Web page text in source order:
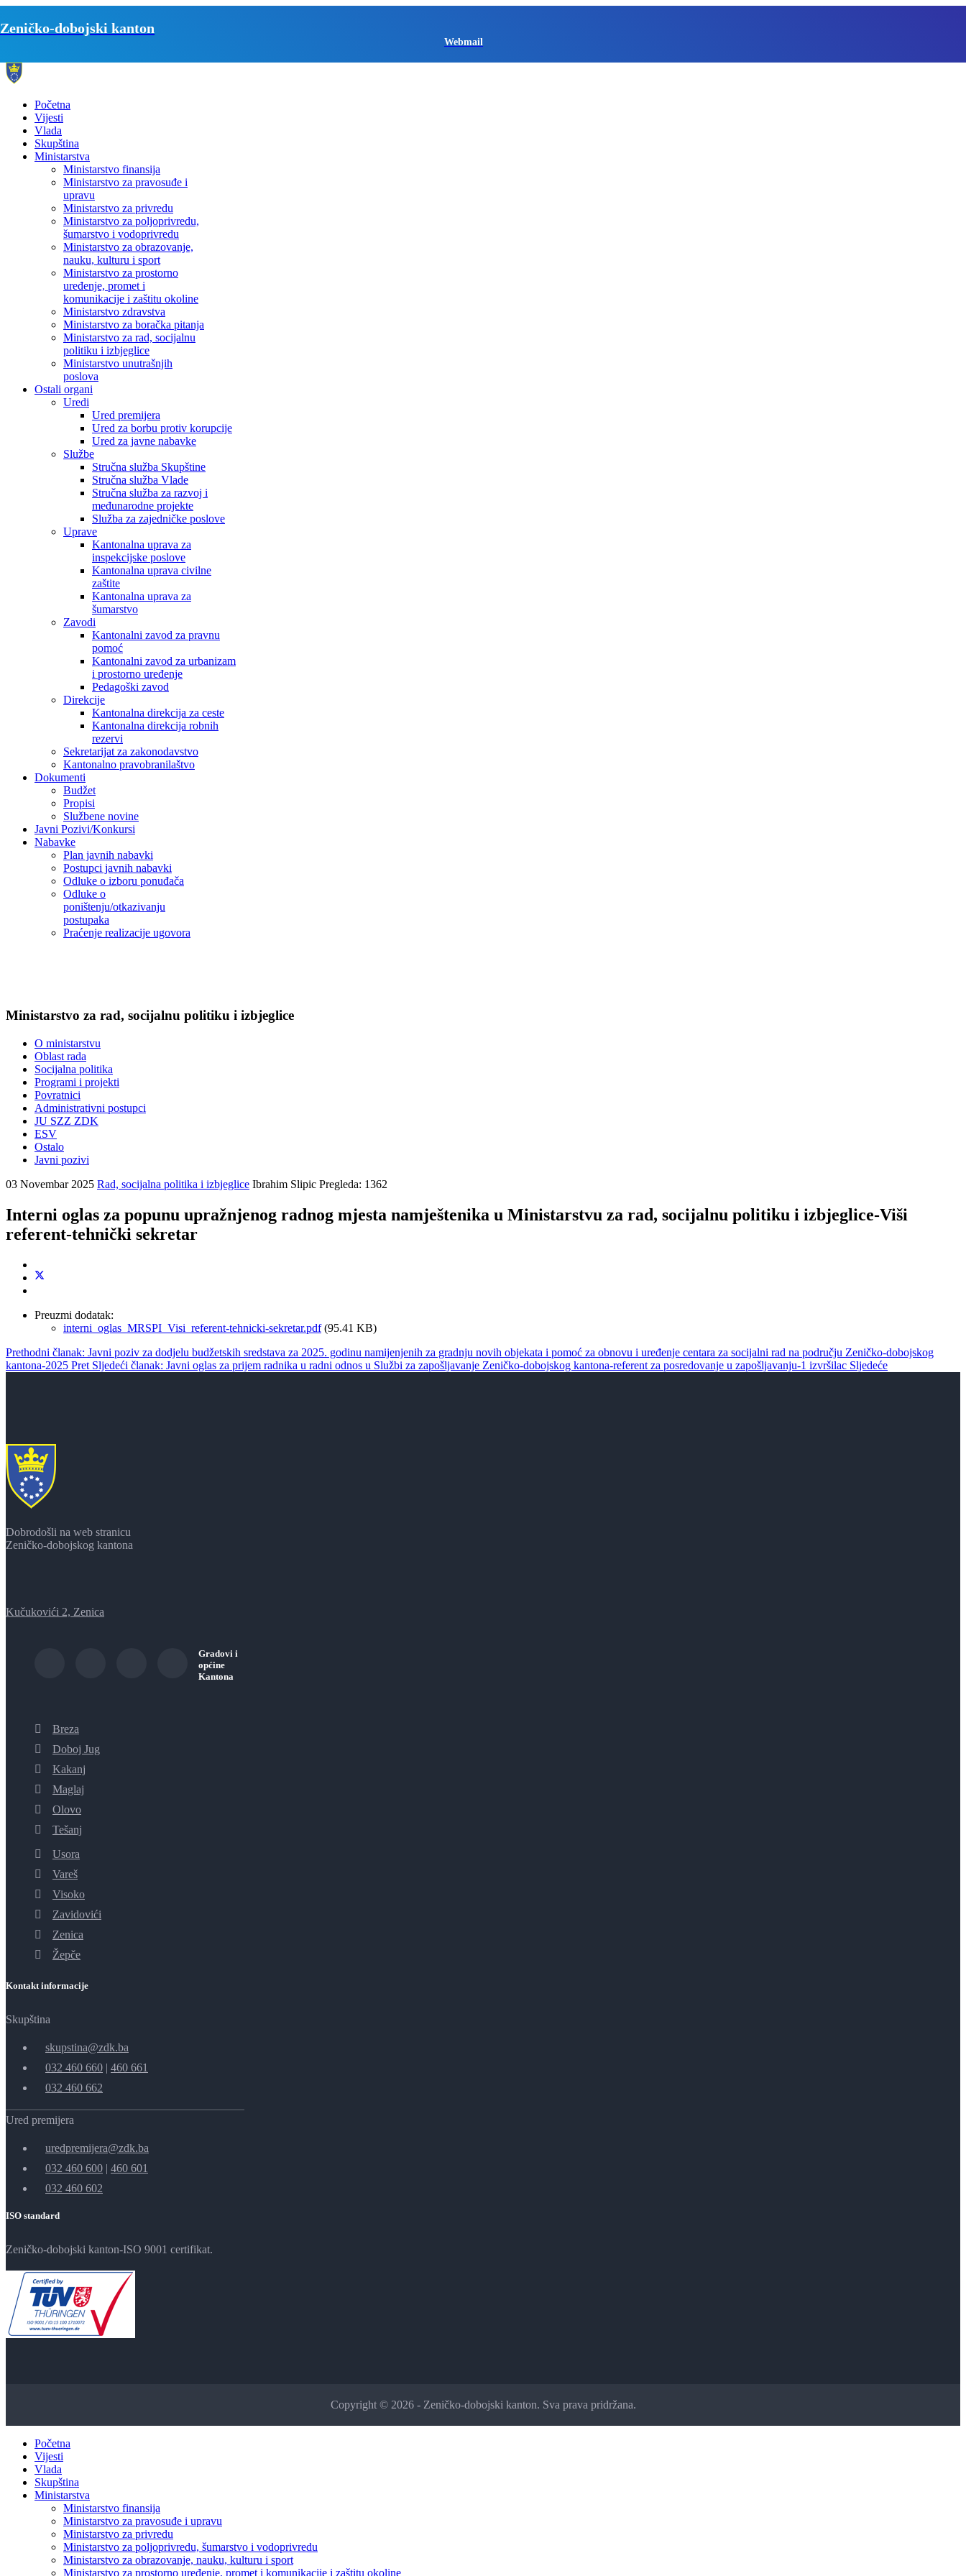
Zeničko-dobojski kanton
Webmail
Početna
Vijesti
Vlada
Skupština
Ministarstva
Ministarstvo finansija
Ministarstvo za pravosuđe i
upravu
Ministarstvo za privredu
Ministarstvo za poljoprivredu,
šumarstvo i vodoprivredu
Ministarstvo za obrazovanje,
nauku, kulturu i sport
Ministarstvo za prostorno
uređenje, promet i
komunikacije i zaštitu okoline
Ministarstvo zdravstva
Ministarstvo za boračka pitanja
Ministarstvo za rad, socijalnu
politiku i izbjeglice
Ministarstvo unutrašnjih
poslova
Ostali organi
Uredi
Ured premijera
Ured za borbu protiv korupcije
Ured za javne nabavke
Službe
Stručna služba Skupštine
Stručna služba Vlade
Stručna služba za razvoj i
međunarodne projekte
Služba za zajedničke poslove
Uprave
Kantonalna uprava za
inspekcijske poslove
Kantonalna uprava civilne
zaštite
Kantonalna uprava za
šumarstvo
Zavodi
Kantonalni zavod za pravnu
pomoć
Kantonalni zavod za urbanizam
i prostorno uređenje
Pedagoški zavod
Direkcije
Kantonalna direkcija za ceste
Kantonalna direkcija robnih
rezervi
Sekretarijat za zakonodavstvo
Kantonalno pravobranilaštvo
Dokumenti
Budžet
Propisi
Službene novine
Javni Pozivi/Konkursi
Nabavke
Plan javnih nabavki
Postupci javnih nabavki
Odluke o izboru ponuđača
Odluke o
poništenju/otkazivanju
postupaka
Praćenje realizacije ugovora
Ministarstvo za rad, socijalnu politiku i izbjeglice
O ministarstvu
Oblast rada
Socijalna politika
Programi i projekti
Povratnici
Administrativni postupci
JU SZZ ZDK
ESV
Ostalo
Javni pozivi
03 Novembar 2025 Rad, socijalna politika i izbjeglice Ibrahim Slipic Pregleda: 1362
Interni oglas za popunu upražnjenog radnog mjesta namještenika u Ministarstvu za rad, socijalnu politiku i izbjeglice-Viši
referent-tehnički sekretar
Preuzmi dodatak:
interni_oglas_MRSPI_Visi_referent-tehnicki-sekretar.pdf(95.41 KB)
Prethodni članak: Javni poziv za dodjelu budžetskih sredstava za 2025. godinu namijenjenih za gradnju novih objekata i pomoć za obnovu i uređenje centara za socijalni rad na području Zeničko-dobojskog
kantona-2025 Pret Sljedeći članak: Javni oglas za prijem radnika u radni odnos u Službi za zapošljavanje Zeničko-dobojskog kantona-referent za posredovanje u zapošljavanju-1 izvršilac Sljedeće
Dobrodošli na web stranicu
Zeničko-dobojskog kantona
Kučukovići 2, Zenica
Gradovi i
općine
Kantona
Breza
Doboj Jug
Kakanj
Maglaj
Olovo
Tešanj
Usora
Vareš
Visoko
Zavidovići
Zenica
Žepče
Kontakt informacije
Skupština
skupstina@zdk.ba
032 460 660 | 460 661
032 460 662
Ured premijera
uredpremijera@zdk.ba
032 460 600 | 460 601
032 460 602
ISO standard
Zeničko-dobojski kanton-ISO 9001 certifikat.
Copyright © 2026 - Zeničko-dobojski kanton. Sva prava pridržana.
Početna
Vijesti
Vlada
Skupština
Ministarstva
Ministarstvo finansija
Ministarstvo za pravosuđe i upravu
Ministarstvo za privredu
Ministarstvo za poljoprivredu, šumarstvo i vodoprivredu
Ministarstvo za obrazovanje, nauku, kulturu i sport
Ministarstvo za prostorno uređenje, promet i komunikacije i zaštitu okoline